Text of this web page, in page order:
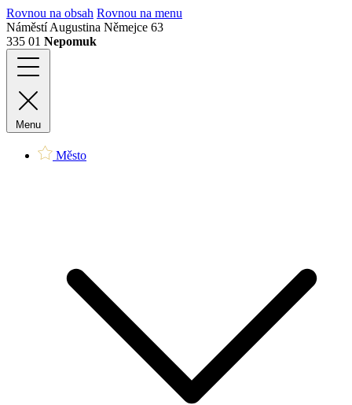
Rovnou na obsah Rovnou na menu
Náměstí Augustina Němejce 63
335 01 Nepomuk
Menu
Město